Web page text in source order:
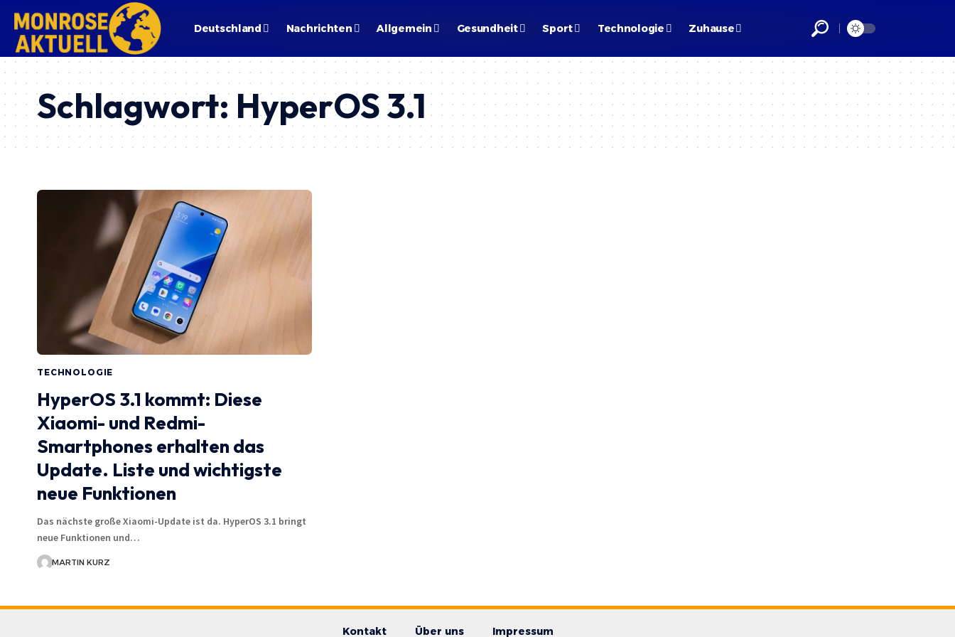
Deutschland Nachrichten Allgemein Gesundheit Sport Technologie Zuhause
Schlagwort: HyperOS 3.1
TECHNOLOGIE
HyperOS 3.1 kommt: Diese
Xiaomi- und Redmi-
Smartphones erhalten das
Update. Liste und wichtigste
neue Funktionen
Das nächste große Xiaomi-Update ist da. HyperOS 3.1 bringt
neue Funktionen und…
MARTIN KURZ
Kontakt Über uns Impressum